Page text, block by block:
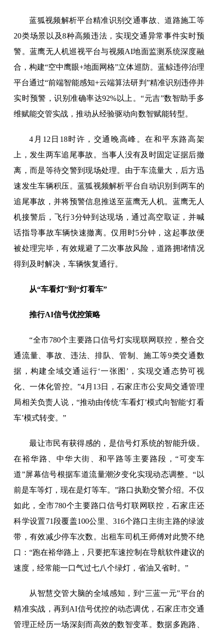
蓝狐视频解析平台精准识别交通事故、道路施工等
20类场景以及8种高频违法，实现交通异常事件实时预
警。蓝鹰无人机巡视平台与视频AI地面监测系统深度融
合，构建“空中鹰眼+地面网格”立体巡防。蓝鲸违停治理
平台通过“前端智能感知+云端算法研判”精准识别违停并
实时预警，识别准确率达92%以上。“元吉”数智助手多
维赋能交管实战，推动从经验驱动向数智赋能转型。
4月12日18时许，交通晚高峰。在和平东路高架
上，发生两车追尾事故。当事人没有及时固定证据后撤
离，而是等待交警到现场处理。由于车流量大，后方迅
速发生车辆积压。蓝狐视频解析平台自动识别到两车的
追尾事故，并将预警信息推送至蓝鹰无人机。蓝鹰无人
机接警后，飞行3分钟到达现场，通过高空取证，并喊
话指导事故车辆快速撤离。仅用时5分钟，这起事故便
被处理完毕，有效规避了二次事故风险，道路拥堵情况
得到及时解决，车辆恢复通行。
从“车看灯”到“灯看车”
推行AI信号优控策略
“全市780个主要路口信号灯实现联网联控，整合交
通流量、事故、违法、排队、管制、施工等9类交通数
据，构建全域交通运行‘一张图’，实现交通态势可视
化、一体化管控。”4月13日，石家庄市公安局交通管理
局相关负责人说，“推动由传统‘车看灯’模式向智能‘灯看
车’模式转变。”
最让市民有获得感的，是信号灯系统的智能升级。
在裕华路、中华大街、和平路等主要路段，“可变车
道”屏幕信号根据车道流量潮汐变化实现动态调整。“以
前是车等灯，现在是灯等车。”路口执勤交警介绍。不仅
如此，全市780个主要路口信号灯联网联控，石家庄还
科学设置71段覆盖100公里、316个路口主街主路的绿波
带，有效减少停车次数。出租车司机王师傅对此赞不绝
口：“跑在裕华路上，只要把车速控制在导航软件建议的
速度，经常能一口气过七八个绿灯，省油又省时。”
从智慧交管大脑的全域感知，到“三蓝一元”平台的
精准实战，再到AI信号优控的动态调优，石家庄市交通
管理正经历一场深刻而高效的数智变革。数据多跑路、